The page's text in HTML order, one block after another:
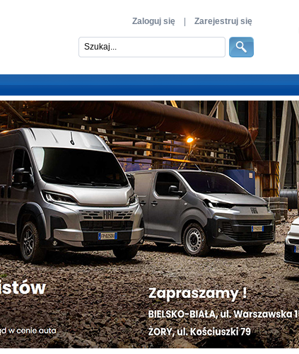
Zaloguj się Zarejestruj się